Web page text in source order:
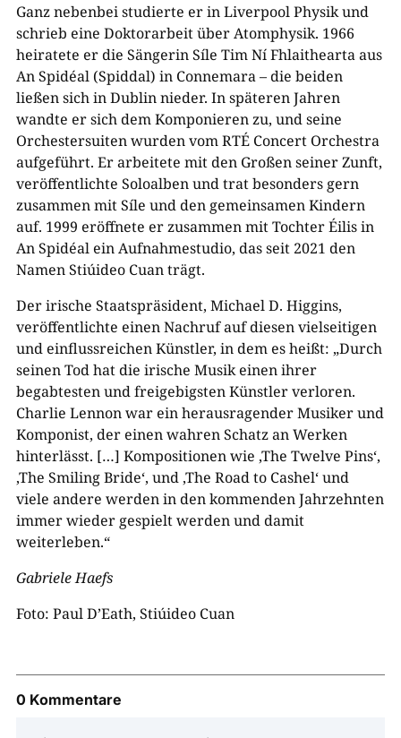
Ganz nebenbei studierte er in Liverpool Physik und
schrieb eine Doktorarbeit über Atomphysik. 1966
heiratete er die Sängerin Síle Tim Ní Fhlaithearta aus
An Spidéal (Spiddal) in Connemara – die beiden
ließen sich in Dublin nieder. In späteren Jahren
wandte er sich dem Komponieren zu, und seine
Orchestersuiten wurden vom RTÉ Concert Orchestra
aufgeführt. Er arbeitete mit den Großen seiner Zunft,
veröffentlichte Soloalben und trat besonders gern
zusammen mit Síle und den gemeinsamen Kindern
auf. 1999 eröffnete er zusammen mit Tochter Éilis in
An Spidéal ein Aufnahmestudio, das seit 2021 den
Namen Stiúideo Cuan trägt.
Der irische Staatspräsident, Michael D. Higgins,
veröffentlichte einen Nachruf auf diesen vielseitigen
und einflussreichen Künstler, in dem es heißt: „Durch
seinen Tod hat die irische Musik einen ihrer
begabtesten und freigebigsten Künstler verloren.
Charlie Lennon war ein herausragender Musiker und
Komponist, der einen wahren Schatz an Werken
hinterlässt. […] Kompositionen wie ‚The Twelve Pins‘,
‚The Smiling Bride‘, und ‚The Road to Cashel‘ und
viele andere werden in den kommenden Jahrzehnten
immer wieder gespielt werden und damit
weiterleben.“
Gabriele Haefs
Foto: Paul D’Eath, Stiúideo Cuan
0 Kommentare